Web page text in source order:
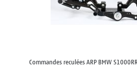
Commandes reculées ARP BMW